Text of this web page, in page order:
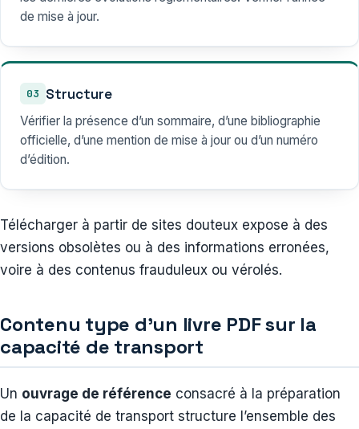
de mise à jour.
03 Structure
Vérifier la présence d’un sommaire, d’une bibliographie
officielle, d’une mention de mise à jour ou d’un numéro
d’édition.
Télécharger à partir de sites douteux expose à des
versions obsolètes ou à des informations erronées,
voire à des contenus frauduleux ou vérolés.
Contenu type d’un livre PDF sur la
capacité de transport
Un ouvrage de référence consacré à la préparation
de la capacité de transport structure l’ensemble des